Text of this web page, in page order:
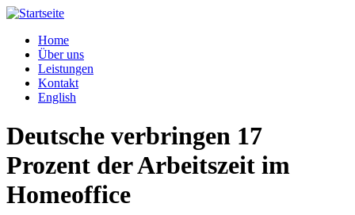
Home
Über uns
Leistungen
Kontakt
English
Deutsche verbringen 17
Prozent der Arbeitszeit im
Homeoffice